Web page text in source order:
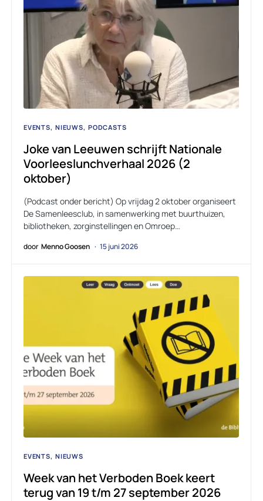
EVENTS NIEUWS PODCASTS
Joke van Leeuwen schrijft Nationale
Voorleeslunchverhaal 2026 (2
oktober)
(Podcast onder bericht) Op vrijdag 2 oktober organiseert
De Samenleesclub, in samenwerking met buurthuizen,
bibliotheken, zorginstellingen en Omroep…
door Menno Goosen 15 juni 2026
EVENTS NIEUWS
Week van het Verboden Boek keert
terug van 19 t/m 27 september 2026